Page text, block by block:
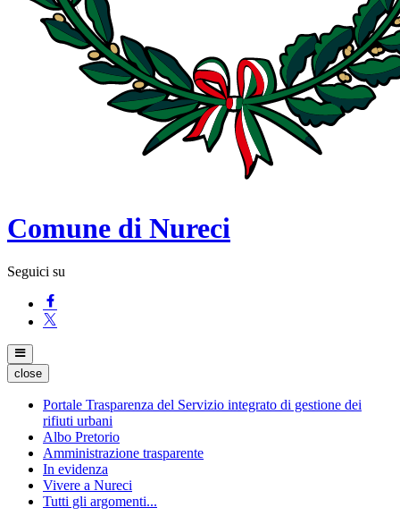
Comune di Nureci
Seguici su
close
Portale Trasparenza del Servizio integrato di gestione dei
rifiuti urbani
Albo Pretorio
Amministrazione trasparente
In evidenza
Vivere a Nureci
Tutti gli argomenti...